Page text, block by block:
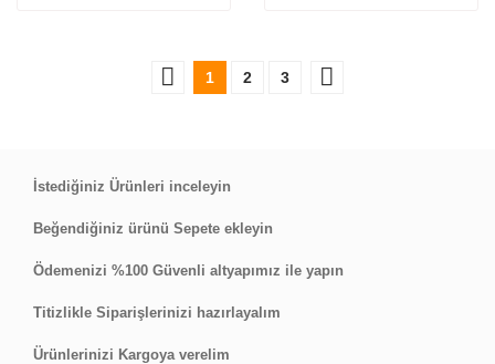
1 2 3
İstediğiniz Ürünleri inceleyin
Beğendiğiniz ürünü Sepete ekleyin
Ödemenizi %100 Güvenli altyapımız ile yapın
Titizlikle Siparişlerinizi hazırlayalım
Ürünlerinizi Kargoya verelim